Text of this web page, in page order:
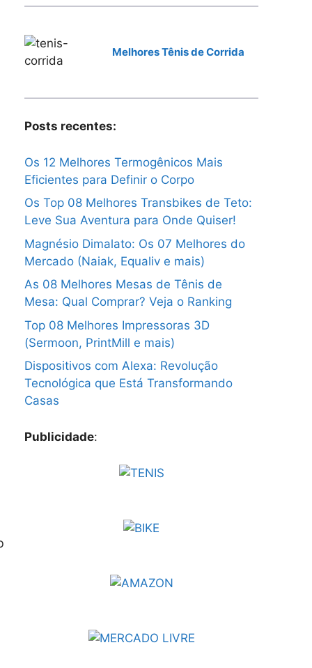
Melhores Tênis de Corrida
Posts recentes:
Os 12 Melhores Termogênicos Mais
Eficientes para Definir o Corpo
Os Top 08 Melhores Transbikes de Teto:
Leve Sua Aventura para Onde Quiser!
Magnésio Dimalato: Os 07 Melhores do
Mercado (Naiak, Equaliv e mais)
As 08 Melhores Mesas de Tênis de
Mesa: Qual Comprar? Veja o Ranking
Top 08 Melhores Impressoras 3D
(Sermoon, PrintMill e mais)
Dispositivos com Alexa: Revolução
Tecnológica que Está Transformando
Casas
Publicidade: